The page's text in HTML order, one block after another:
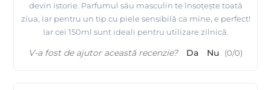
devin istorie. Parfumul său masculin te însoțește toată
ziua, iar pentru un tip cu piele sensibilă ca mine, e perfect!
Iar cei 150ml sunt ideali pentru utilizare zilnică.
V-a fost de ajutor această recenzie? Da Nu (0/0)